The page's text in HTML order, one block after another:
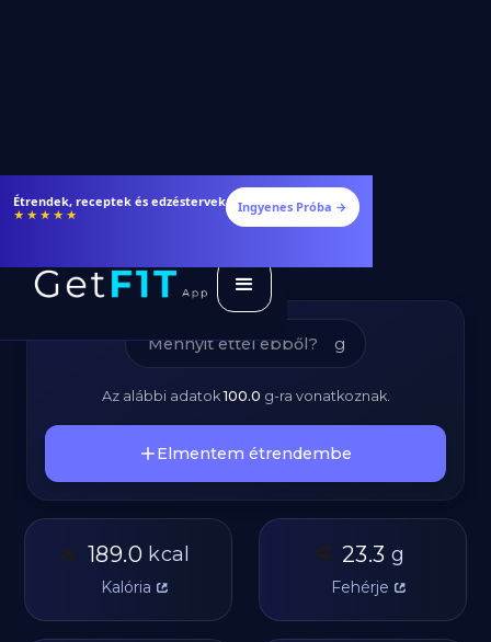
Étrendek, receptek és edzéstervek
★★★★★ Ingyenes Próba →
Darált Csirkehús -
Tápanyagok
g
Az alábbi adatok100.0 g-ra vonatkoznak.
Elmentem étrendembe
🔥 189.0 kcal
Kalória
🥩 23.3 g
Fehérje